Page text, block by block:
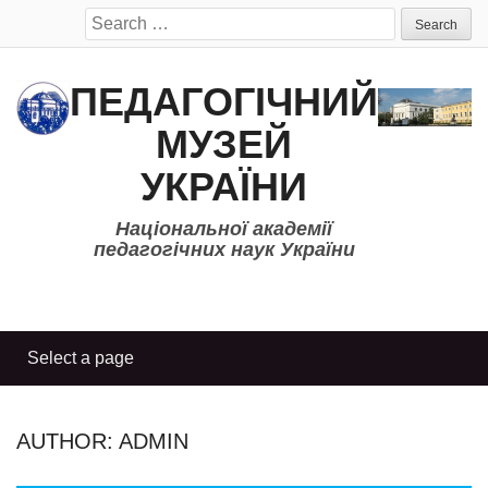
Search
for:
ПЕДАГОГІЧНИЙ
МУЗЕЙ
УКРАЇНИ
Національної академії
педагогічних наук України
AUTHOR: ADMIN